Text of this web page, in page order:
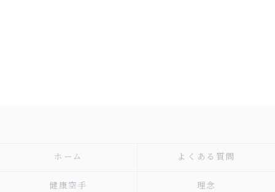
ホーム よくある質問
健康空手 理念